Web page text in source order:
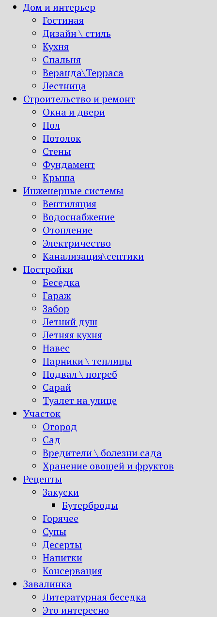
Дом и интерьер
Гостиная
Дизайн \ стиль
Кухня
Спальня
Веранда\Терраса
Лестница
Строительство и ремонт
Окна и двери
Пол
Потолок
Стены
Фундамент
Крыша
Инженерные системы
Вентиляция
Водоснабжение
Отопление
Электричество
Канализация\септики
Постройки
Беседка
Гараж
Забор
Летний душ
Летняя кухня
Навес
Парники \ теплицы
Подвал \ погреб
Сарай
Туалет на улице
Участок
Огород
Сад
Вредители \ болезни сада
Хранение овощей и фруктов
Рецепты
Закуски
Бутерброды
Горячее
Супы
Десерты
Напитки
Консервация
Завалинка
Литературная беседка
Это интересно